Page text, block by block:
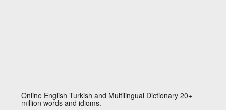
Online English Turkish and Multilingual Dictionary 20+
million words and idioms.